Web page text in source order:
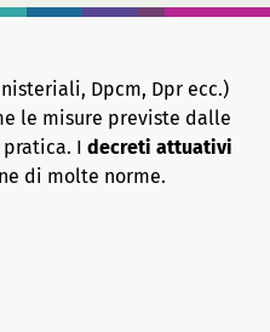
Dpcm, Dpr ecc.)
le misure previste dalle
pratica. I decreti attuativi
di molte norme.